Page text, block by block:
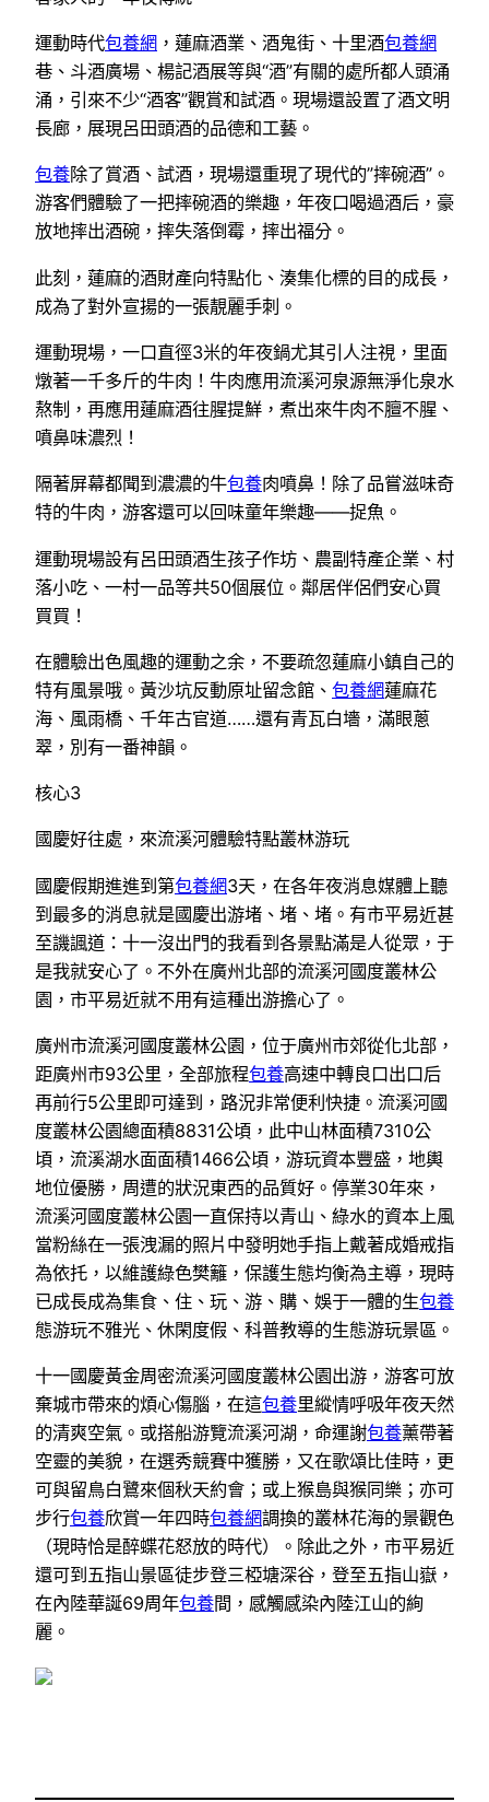
運動時代包養網 ，蓮麻酒業、酒鬼街、十里酒包養網
巷、斗酒廣場、楊記酒展等與“酒”有關的處所都人頭涌
涌，引來不少“酒客”觀賞和試酒。現場還設置了酒文明
長廊，展現呂田頭酒的品德和工藝。
包養除了賞酒、試酒，現場還重現了現代的”摔碗酒”。
游客們體驗了一把摔碗酒的樂趣，年夜口喝過酒后，豪
放地摔出酒碗，摔失落倒霉，摔出福分。
此刻，蓮麻的酒財產向特點化、湊集化標的目的成長，
成為了對外宣揚的一張靚麗手刺。
運動現場，一口直徑3米的年夜鍋尤其引人注視，里面
燉著一千多斤的牛肉！牛肉應用流溪河泉源無淨化泉水
熬制，再應用蓮麻酒往腥提鮮，煮出來牛肉不膻不腥、
噴鼻味濃烈！
隔著屏幕都聞到濃濃的牛包養肉噴鼻！除了品嘗滋味奇
特的牛肉，游客還可以回味童年樂趣——捉魚。
運動現場設有呂田頭酒生孩子作坊、農副特產企業、村
落小吃、一村一品等共50個展位。鄰居伴侶們安心買
買買！
在體驗出色風趣的運動之余，不要疏忽蓮麻小鎮自己的
特有風景哦。黃沙坑反動原址留念館、 包養網蓮麻花
海、風雨橋、千年古官道……還有青瓦白墻，滿眼蔥
翠，別有一番神韻。
核心3
國慶好往處，來流溪河體驗特點叢林游玩
國慶假期進進到第包養網3天，在各年夜消息媒體上聽
到最多的消息就是國慶出游堵、堵、堵。有市平易近甚
至譏諷道：十一沒出門的我看到各景點滿是人從眾，于
是我就安心了。不外在廣州北部的流溪河國度叢林公
園，市平易近就不用有這種出游擔心了。
廣州市流溪河國度叢林公園，位于廣州市郊從化北部，
距廣州市93公里，全部旅程包養高速中轉良口出口后
再前行5公里即可達到，路況非常便利快捷。流溪河國
度叢林公園總面積8831公頃，此中山林面積7310公
頃，流溪湖水面面積1466公頃，游玩資本豐盛，地輿
地位優勝，周遭的狀況東西的品質好。停業30年來，
流溪河國度叢林公園一直保持以青山、綠水的資本上風
當粉絲在一張洩漏的照片中發明她手指上戴著成婚戒指
為依托，以維護綠色樊籬，保護生態均衡為主導，現時
已成長成為集食、住、玩、游、購、娛于一體的生包養
態游玩不雅光、休閑度假、科普教導的生態游玩景區。
十一國慶黃金周密流溪河國度叢林公園出游，游客可放
棄城市帶來的煩心傷腦，在這包養里縱情呼吸年夜天然
的清爽空氣。或搭船游覽流溪河湖，命運謝包養薰帶著
空靈的美貌，在選秀競賽中獲勝，又在歌頌比佳時，更
可與留鳥白鷺來個秋天約會；或上猴島與猴同樂；亦可
步行包養欣賞一年四時包養網調換的叢林花海的景觀色
（現時恰是醉蝶花怒放的時代）。除此之外，市平易近
還可到五指山景區徒步登三椏塘深谷，登至五指山嶽，
在內陸華誕69周年包養間，感觸感染內陸江山的絢
麗。